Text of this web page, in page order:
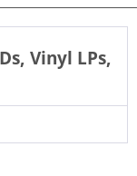
Vinyl LPs,